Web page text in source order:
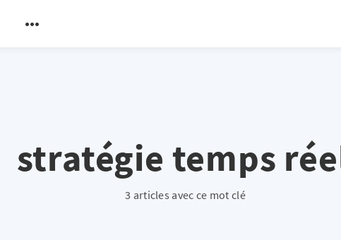
stratégie temps
3 articles avec ce mot clé